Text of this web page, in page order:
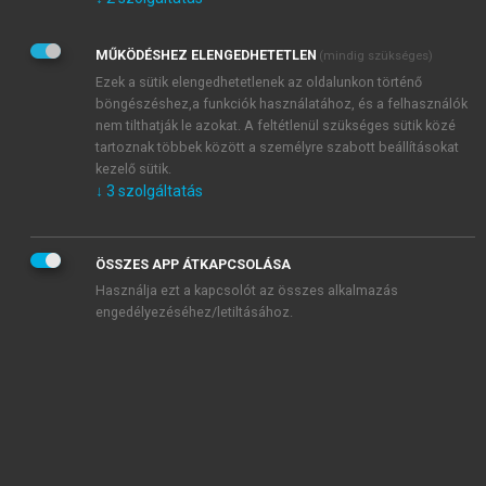
Adatkezelési tájékoztatóbanfoglaltakat tudomásul
veszem és elfogadom.
Általános vásárlási feltételeket, valamint a szotar.netés a
mersz.huoldalak licencszerződéseiben foglaltakat
tudomásul veszem és elfogadom.
KIPRÓBÁLOM
MŰKÖDÉSHEZ ELENGEDHETETLEN (mindig szükséges)
Ezek a sütik elengedhetetlenek az oldalunkon történő
böngészéshez,a funkciók használatához, és a felhasználók
nem tilthatják le azokat. A feltétlenül szükséges sütik közé
tartoznak többek között a személyre szabott beállításokat
kezelő sütik.
↓ 3 szolgáltatás
ÖSSZES APP ÁTKAPCSOLÁSA
Használja ezt a kapcsolót az összes alkalmazás
engedélyezéséhez/letiltásához.